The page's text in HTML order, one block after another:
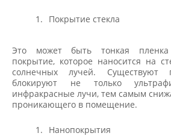
Покрытие стекла
Это может быть тонкая
покрытие, которое наносится на
солнечных лучей. Существуют
блокируют не только
инфракрасные лучи, тем самым
проникающего в помещение.
Нанопокрытия